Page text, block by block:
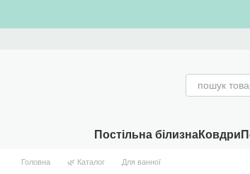
Постільна білизнаКовдри
Головна 🌿 Каталог Для ванної